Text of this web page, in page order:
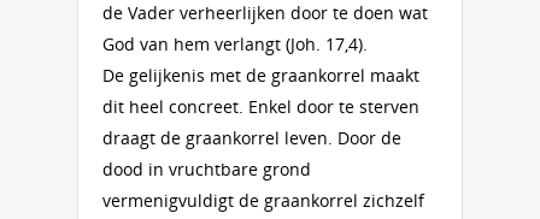
de Vader verheerlijken door te doen wat
God van hem verlangt (Joh. 17,4).
De gelijkenis met de graankorrel maakt
dit heel concreet. Enkel door te sterven
draagt de graankorrel leven. Door de
dood in vruchtbare grond
vermenigvuldigt de graankorrel zichzelf